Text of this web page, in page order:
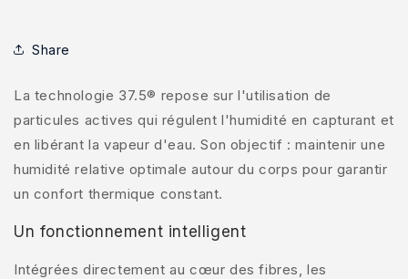
Share
La technologie 37.5® repose sur l'utilisation de
particules actives qui régulent l'humidité en capturant et
en libérant la vapeur d'eau. Son objectif : maintenir une
humidité relative optimale autour du corps pour garantir
un confort thermique constant.
Un fonctionnement intelligent
Intégrées directement au cœur des fibres, les